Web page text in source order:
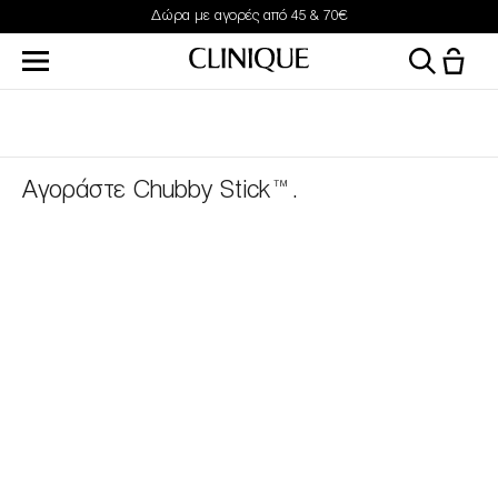
Δώρα με αγορές από 45 & 70€
Αγοράστε Chubby Stick™.